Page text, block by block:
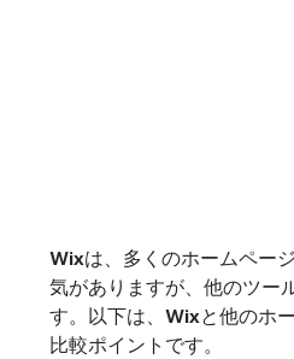
Wixは、多くのホームペー
気がありますが、他のツー
す。以下は、Wixと他のホ
比較ポイントです。